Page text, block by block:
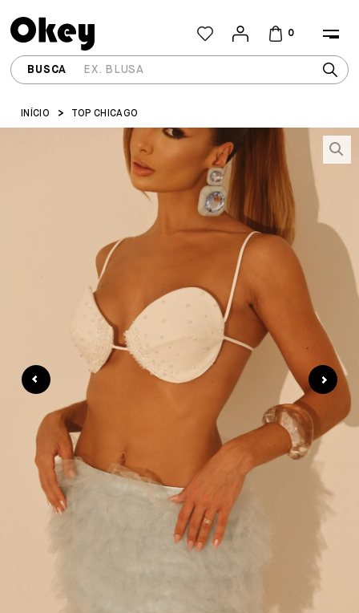
0
INÍCIO TOP CHICAGO